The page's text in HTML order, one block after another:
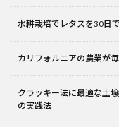
水耕栽培でレタスを30日
カリフォルニアの農業が
クラッキー法に最適な土
の実践法